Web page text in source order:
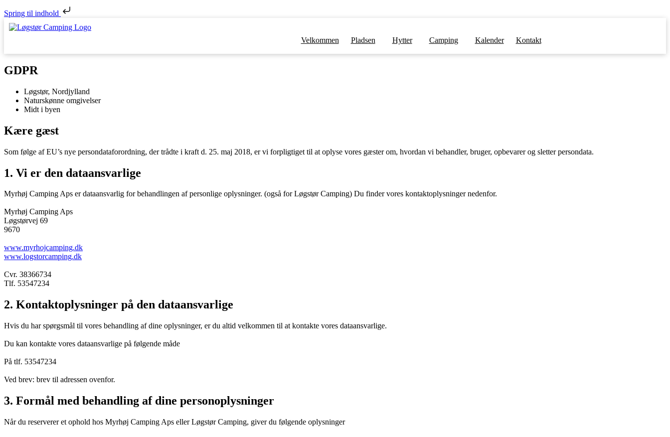
Spring til indhold
Velkommen Pladsen Hytter Camping Kalender Kontakt
GDPR
Løgstør, Nordjylland
Naturskønne omgivelser
Midt i byen
Kære gæst
Som følge af EU’s nye persondataforordning, der trådte i kraft d. 25. maj 2018, er vi forpligtiget til at oplyse vores gæster om, hvordan vi behandler, bruger, opbevarer og sletter persondata.
1. Vi er den dataansvarlige
Myrhøj Camping Aps er dataansvarlig for behandlingen af personlige oplysninger. (også for Løgstør Camping) Du finder vores kontaktoplysninger nedenfor.
Myrhøj Camping Aps
Løgstørvej 69
9670
www.myrhojcamping.dk
www.logstorcamping.dk
Cvr. 38366734
Tlf. 53547234
2. Kontaktoplysninger på den dataansvarlige
Hvis du har spørgsmål til vores behandling af dine oplysninger, er du altid velkommen til at kontakte vores dataansvarlige.
Du kan kontakte vores dataansvarlige på følgende måde
På tlf. 53547234
Ved brev: brev til adressen ovenfor.
3. Formål med behandling af dine personoplysninger
Når du reserverer et ophold hos Myrhøj Camping Aps eller Løgstør Camping, giver du følgende oplysninger